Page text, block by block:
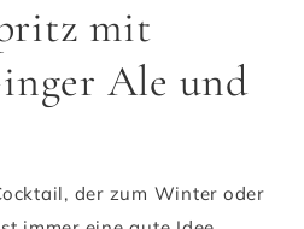
mit
Ale und
der zum Winter oder